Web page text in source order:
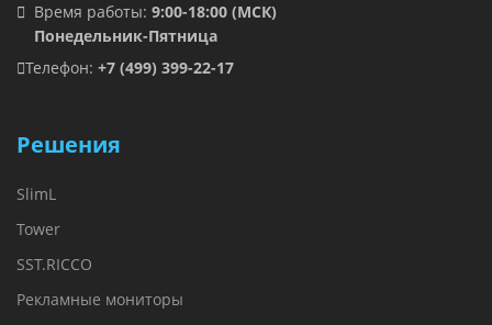
Время работы: 9:00-18:00 (МСК)
Понедельник-Пятница
Телефон: +7 (499) 399-22-17
Решения
SlimL
Tower
SST.RICCO
Рекламные мониторы